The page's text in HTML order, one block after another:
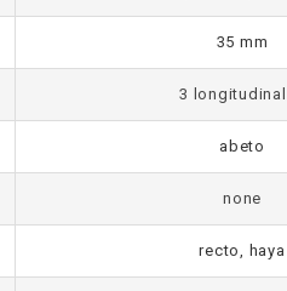
35 mm
3
abeto
none
recto, haya